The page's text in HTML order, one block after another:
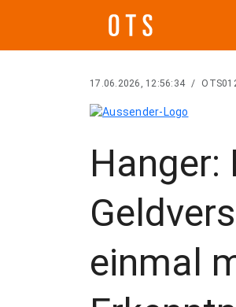
17.06.2026, 12:56:34 /
Hanger:
einmal